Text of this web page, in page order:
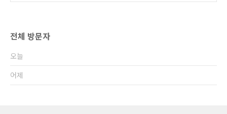
전체 방문자
오늘
어제